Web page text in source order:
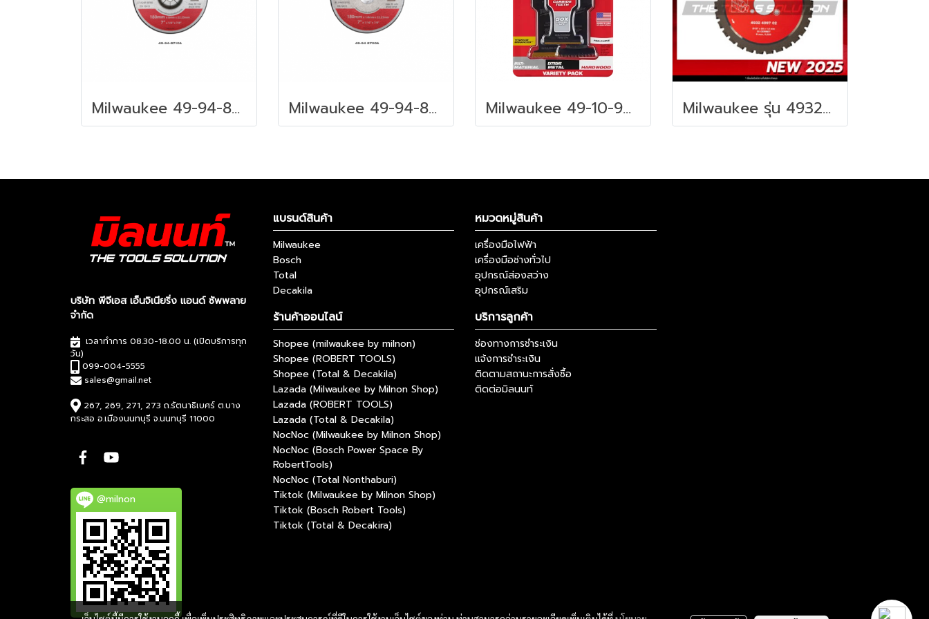
Milwaukee 49-94-8710A ใบเจียร 7 นิ้ว 180 X 6.0 X 22.23 มม. Milwaukee 49-94-8700A ใบตัด 7 นิ้ว 180 X 1.6 X 22.23 มม. Milwaukee 49-10-9001 ชุดใบตัดอเนกประสงค์มัลติทูล 3 ใบ Milwaukee รุ่น 4932499702 ใบตัดเหล็กเส้น รหัส 4932499702
บริษัท พีจีเอส เอ็นจิเนียริ่ง แอนด์ ซัพพลาย
จำกัด
เวลาทำการ 08.30-18.00 น. (เปิดบริการทุก
วัน)
099-004-5555
sales@gmail.net
267, 269, 271, 273 ถ.รัตนาธิเบศร์ ต.บาง
กระสอ อ.เมืองนนทบุรี จ.นนทบุรี 11000
@milnon
แบรนด์สินค้า
Milwaukee
Bosch
Total
Decakila
หมวดหมู่สินค้า
เครื่องมือไฟฟ้า
เครื่องมือช่างทั่วไป
อุปกรณ์ส่องสว่าง
อุปกรณ์เสริม
ร้านค้าออนไลน์
Shopee (milwaukee by milnon)
Shopee (ROBERT TOOLS)
Shopee (Total & Decakila)
Lazada (Milwaukee by Milnon Shop)
Lazada (ROBERT TOOLS)
Lazada (Total & Decakila)
NocNoc (Milwaukee by Milnon Shop)
NocNoc (Bosch Power Space By
RobertTools)
NocNoc (Total Nonthaburi)
Tiktok (Milwaukee by Milnon Shop)
Tiktok (Bosch Robert Tools)
Tiktok (Total & Decakira)
บริการลูกค้า
ช่องทางการชำระเงิน
แจ้งการชำระเงิน
ติดตามสถานะการสั่งซื้อ
ติดต่อมิลนนท์